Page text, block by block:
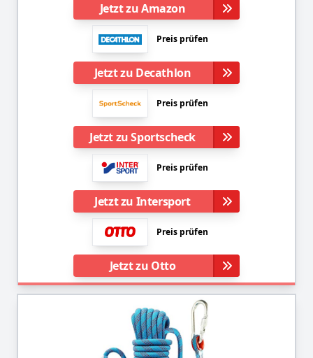
Jetzt zu Amazon
Preis prüfen
Jetzt zu Decathlon
Preis prüfen
Jetzt zu Sportscheck
Preis prüfen
Jetzt zu Intersport
Preis prüfen
Jetzt zu Otto